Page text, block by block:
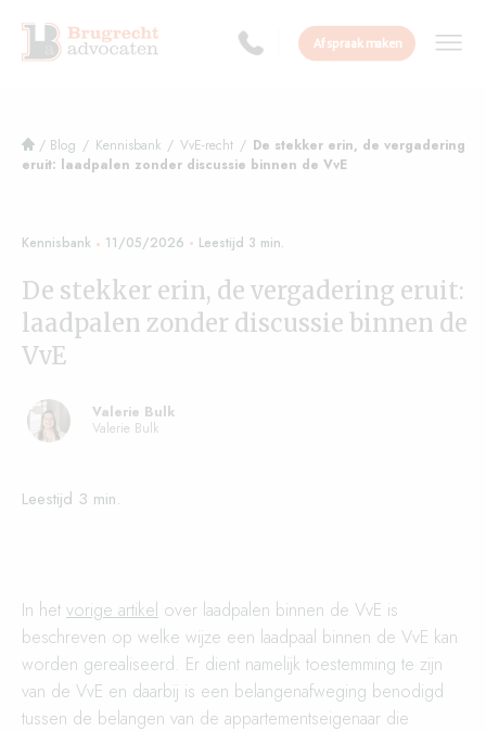
/ Blog / Kennisbank / VvE-recht / De stekker erin, de vergadering
eruit: laadpalen zonder discussie binnen de VvE
Kennisbank 11/05/2026
De stekker erin, de vergadering eruit:
laadpalen zonder discussie binnen de
VvE
Valerie Bulk
Valerie Bulk
In het vorige artikel over laadpalen binnen de VvE is
beschreven op welke wijze een laadpaal binnen de VvE kan
worden gerealiseerd. Er dient namelijk toestemming te zijn
van de VvE en daarbij is een belangenafweging benodigd
tussen de belangen van de appartementseigenaar die
Afspraak maken